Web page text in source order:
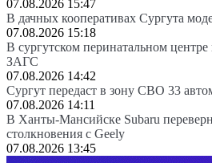
07.08.2026 15:47
В дачных кооперативах Сургута
07.08.2026 15:18
В сургутском перинатальном центре
ЗАГС
07.08.2026 14:42
Сургут передаст в зону СВО 33
07.08.2026 14:11
В Ханты-Мансийске Subaru
столкновения с Geely
07.08.2026 13:45